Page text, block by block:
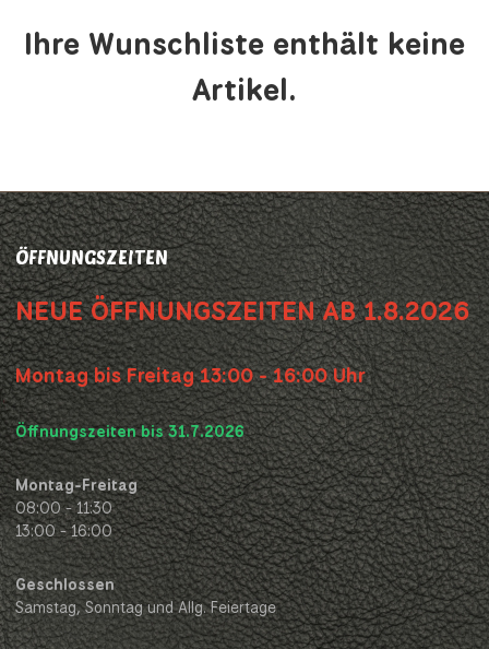
Ihre Wunschliste enthält keine
Artikel.
ÖFFNUNGSZEITEN
NEUE ÖFFNUNGSZEITEN AB 1.8.2026
Montag bis Freitag 13:00 - 16:00 Uhr
Öffnungszeiten bis 31.7.2026
Montag-Freitag
08:00 - 11:30
13:00 - 16:00
Geschlossen
Samstag, Sonntag und Allg. Feiertage